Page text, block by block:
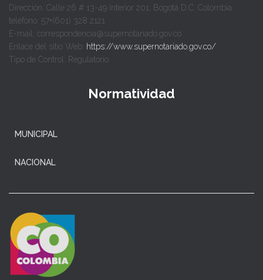
Dirección: Calle 26 # 13-49 Interior 201, Bogotá D.C. Colombia.
teléfono: 57+(601) 328 2121
E-mail: correspondencia@supernotariado.gov.co
Enlace del sitio Web: https://www.supernotariado.gov.co/
Tipo de Control: Regulatorio
Normatividad
MUNICIPAL
NACIONAL